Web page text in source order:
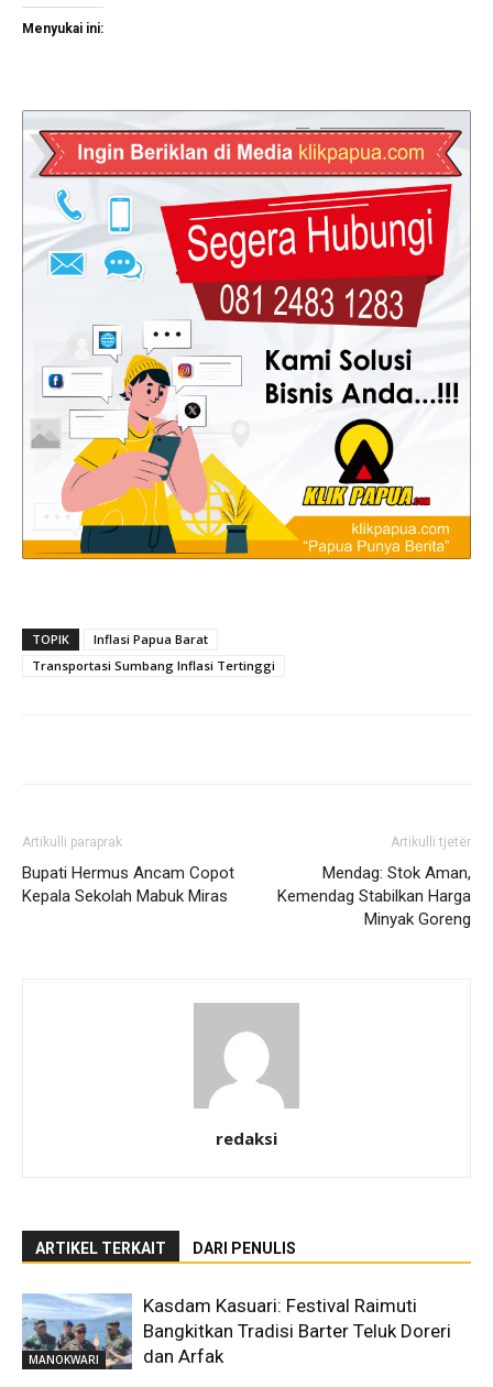
Menyukai ini:
TOPIK
Inflasi Papua Barat
Transportasi Sumbang Inflasi Tertinggi
Artikulli paraprak
Bupati Hermus Ancam Copot
Kepala Sekolah Mabuk Miras
Artikulli tjetër
Mendag: Stok Aman,
Kemendag Stabilkan Harga
Minyak Goreng
redaksi
ARTIKEL TERKAIT DARI PENULIS
MANOKWARI
Kasdam Kasuari: Festival Raimuti
Bangkitkan Tradisi Barter Teluk Doreri
dan Arfak